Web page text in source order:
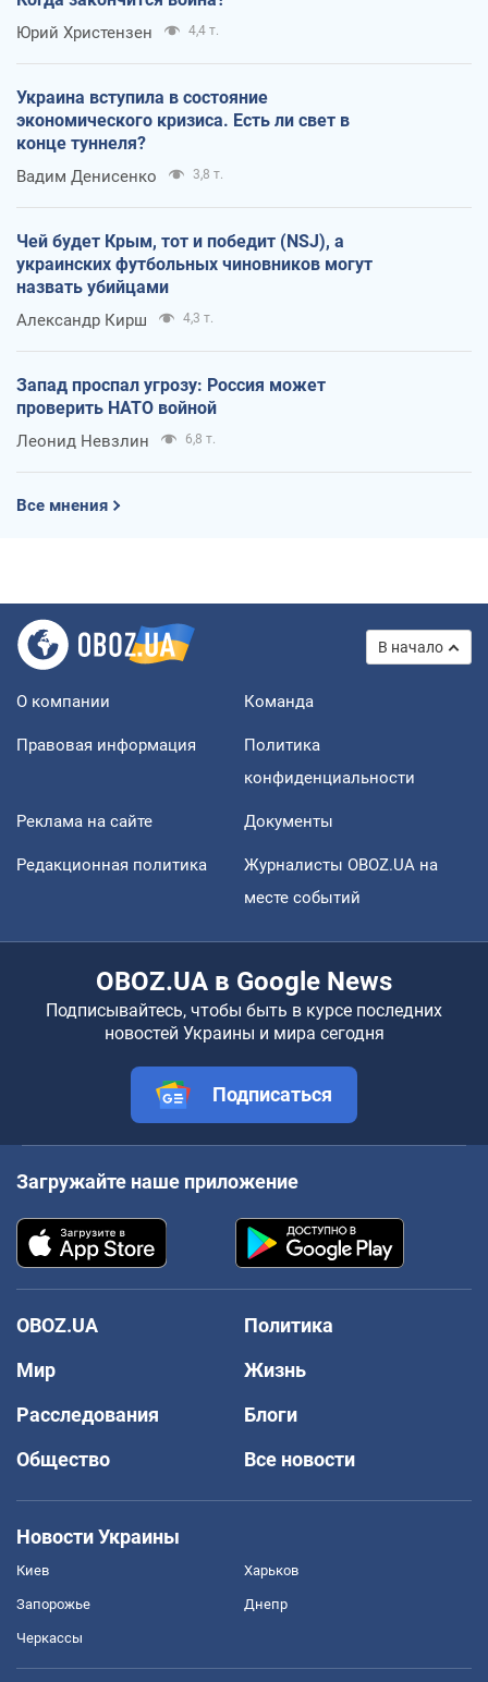
Юрий Христензен 4,4 т.
Украина вступила в состояние
экономического кризиса. Есть ли свет в
конце туннеля?
Вадим Денисенко 3,8 т.
Чей будет Крым, тот и победит (NSJ), а
украинских футбольных чиновников могут
назвать убийцами
Александр Кирш 4,3 т.
Запад проспал угрозу: Россия может
проверить НАТО войной
Леонид Невзлин 6,8 т.
Все мнения
В начало
О компании Команда
Правовая информация
Политика
конфиденциальности
Реклама на сайте Документы
Редакционная политика
Журналисты OBOZ.UA на
месте событий
OBOZ.UA в Google News
Подписывайтесь, чтобы быть в курсе последних
новостей Украины и мира сегодня
Подписаться
Загружайте наше приложение
OBOZ.UA
Политика
Мир
Жизнь
Расследования
Блоги
Общество
Все новости
Новости Украины
Киев Харьков
Запорожье Днепр
Черкассы